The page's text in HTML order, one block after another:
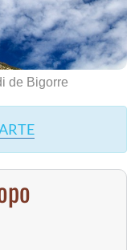
de Bigorre